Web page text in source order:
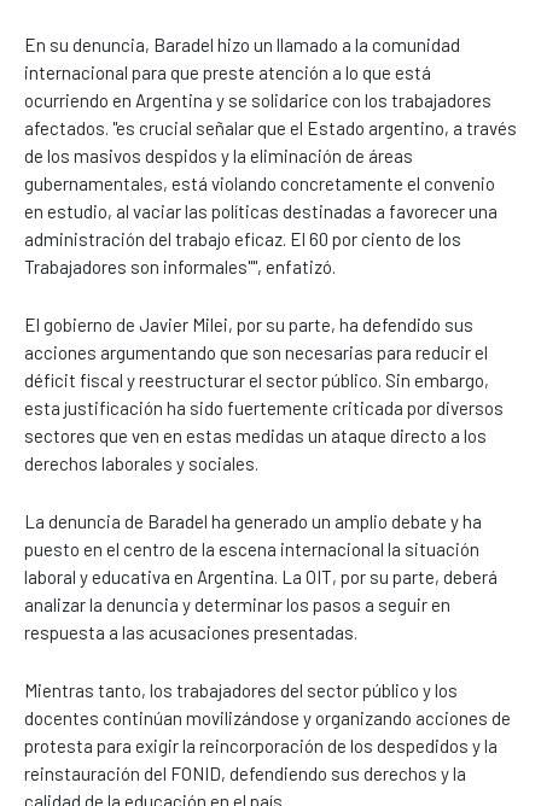
En su denuncia, Baradel hizo un llamado a la comunidad
internacional para que preste atención a lo que está
ocurriendo en Argentina y se solidarice con los trabajadores
afectados. "es crucial señalar que el Estado argentino, a través
de los masivos despidos y la eliminación de áreas
gubernamentales, está violando concretamente el convenio
en estudio, al vaciar las políticas destinadas a favorecer una
administración del trabajo eficaz. El 60 por ciento de los
Trabajadores son informales"", enfatizó.
El gobierno de Javier Milei, por su parte, ha defendido sus
acciones argumentando que son necesarias para reducir el
déficit fiscal y reestructurar el sector público. Sin embargo,
esta justificación ha sido fuertemente criticada por diversos
sectores que ven en estas medidas un ataque directo a los
derechos laborales y sociales.
La denuncia de Baradel ha generado un amplio debate y ha
puesto en el centro de la escena internacional la situación
laboral y educativa en Argentina. La OIT, por su parte, deberá
analizar la denuncia y determinar los pasos a seguir en
respuesta a las acusaciones presentadas.
Mientras tanto, los trabajadores del sector público y los
docentes continúan movilizándose y organizando acciones de
protesta para exigir la reincorporación de los despedidos y la
reinstauración del FONID, defendiendo sus derechos y la
calidad de la educación en el país